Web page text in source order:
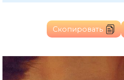
Скопировать